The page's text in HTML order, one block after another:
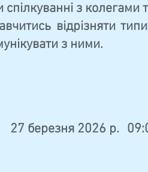
спілкуванні з колегами
відрізняти
з ними.
27 березня 2026 р.